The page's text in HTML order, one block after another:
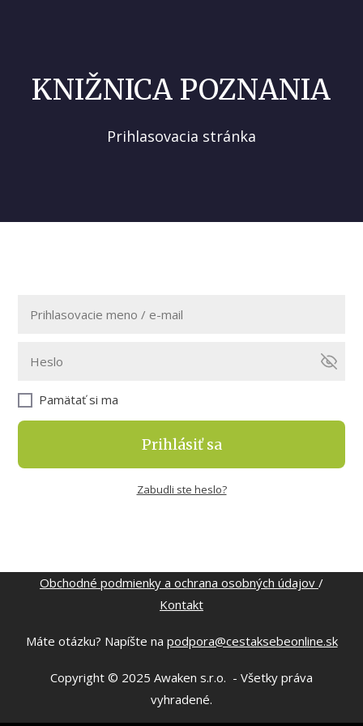
KNIŽNICA POZNANIA
Prihlasovacia stránka
Pamätať si ma
Prihlásiť sa
Zabudli ste heslo?
Obchodné podmienky a ochrana osobných údajov /
Kontakt
Máte otázku? Napíšte na podpora@cestaksebeonline.sk
Copyright © 2025 Awaken s.r.o. - Všetky práva
vyhradené.